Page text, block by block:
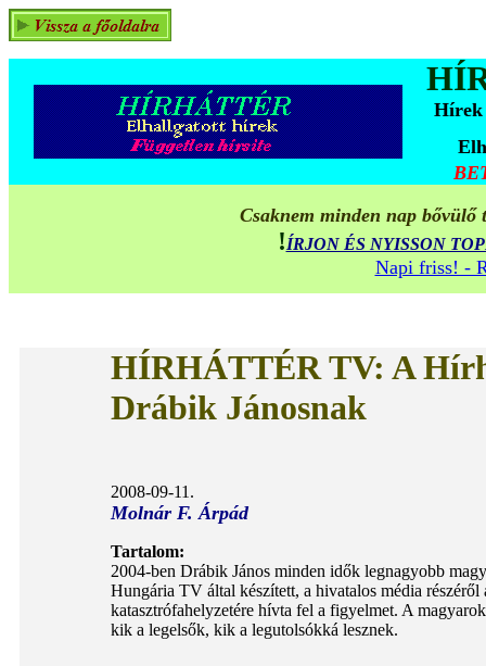
Hírek
Csaknem minden nap
!ÍRJON ÉS NYISSON
Napi friss! -
HÍRHÁTTÉR TV: A
Drábik Jánosnak
2008-09-11.
Molnár F. Árpád
Tartalom:
2004-ben Drábik János minden idők legnagyobb
Hungária TV által készített, a hivatalos média
katasztrófahelyzetére hívta fel a figyelmet. A
kik a legelsők, kik a legutolsókká lesznek.